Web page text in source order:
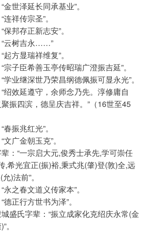
世泽延长同承基业”。
祥传宗圣”。
邦存正新志安”。
“云树吉永……”
方显瑞祥维复”。
子臣希善玉亭传昭瑞广澄振吉延”。
业继深世乃荣昌纲德佩振可显永光”。
绍效延遵守，余师念乃先。淳修庸自
振四滨，德呈庆吉祥。”（16世至45
振兆红光”。
广金朝玉克”。
：“一宗启大元,俊秀士承先,学可崇任
,希光宜正(振)裕,秉式兆(肇)登(敦)全,远
)法前”。
之春文道义传家本”。
正行方世书为泽”。
盛氏字辈：“振立成家化克绍庆永常(金